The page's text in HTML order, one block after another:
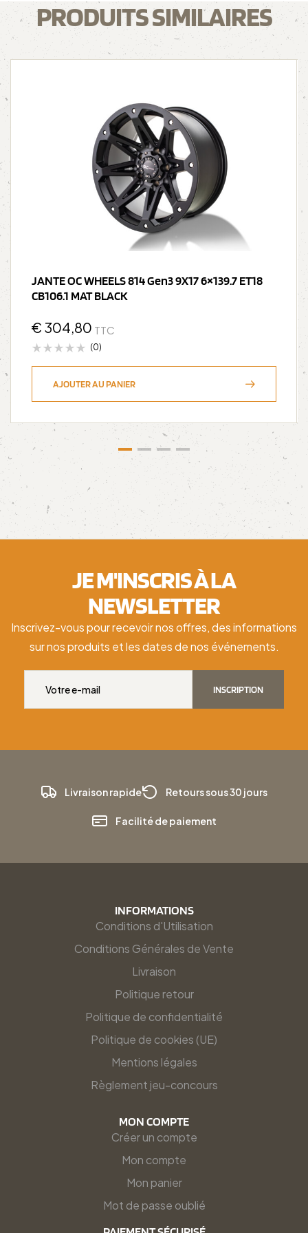
PRODUITS SIMILAIRES
JANTE OC WHEELS 814 Gen3 9X17 6×139.7 ET18
CB106.1 MAT BLACK
€ 304,80 TTC
(0)
AJOUTER AU PANIER
JE M'INSCRIS À LA
NEWSLETTER
Inscrivez-vous pour recevoir nos offres, des informations
sur nos produits et les dates de nos événements.
INSCRIPTION
Livraison rapide Retours sous 30 jours
Facilité de paiement
INFORMATIONS
Conditions d'Utilisation
Conditions Générales de Vente
Livraison
Politique retour
Politique de confidentialité
Politique de cookies (UE)
Mentions légales
Règlement jeu-concours
MON COMPTE
Créer un compte
Mon compte
Mon panier
Mot de passe oublié